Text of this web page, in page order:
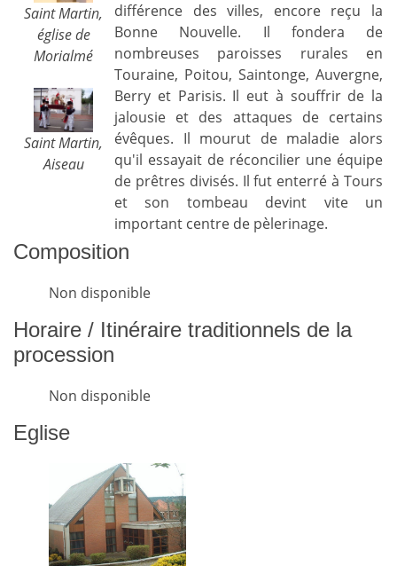
Saint Martin,
église de
Morialmé
Saint Martin,
Aiseau
différence des villes, encore reçu la
Bonne Nouvelle. Il fondera de
nombreuses paroisses rurales en
Touraine, Poitou, Saintonge, Auvergne,
Berry et Parisis. Il eut à souffrir de la
jalousie et des attaques de certains
évêques. Il mourut de maladie alors
qu'il essayait de réconcilier une équipe
de prêtres divisés. Il fut enterré à Tours
et son tombeau devint vite un
important centre de pèlerinage.
Composition
Non disponible
Horaire / Itinéraire traditionnels de la
procession
Non disponible
Eglise